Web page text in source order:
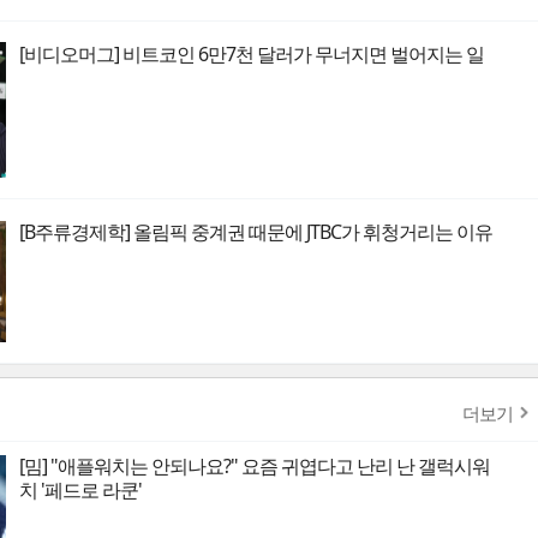
[비디오머그] 비트코인 6만7천 달러가 무너지면 벌어지는 일
[B주류경제학] 올림픽 중계권 때문에 JTBC가 휘청거리는 이유
더보기
[밈] "애플워치는 안되나요?" 요즘 귀엽다고 난리 난 갤럭시워
치 '페드로 라쿤'